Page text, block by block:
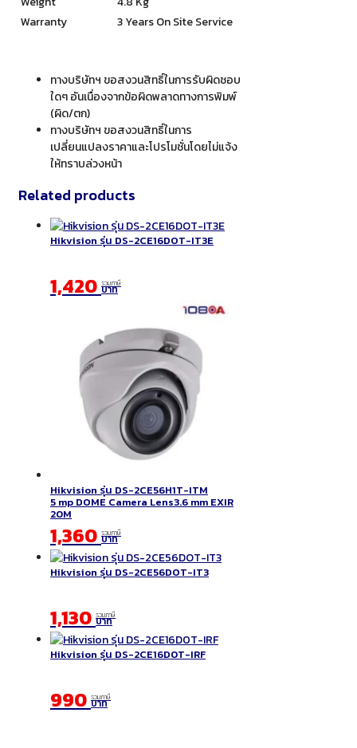
Warranty
3 Years On Site Service
ทางบริษัทฯ ขอสงวนสิทธิ์ในการรับผิดชอบ
ใดๆ อันเนื่องจากข้อผิดพลาดทางการพิมพ์
(ผิด/ตก)
ทางบริษัทฯ ขอสงวนสิทธิ์ในการ
เปลี่ยนแปลงราคาและโปรโมชั่นโดยไม่แจ้ง
ให้ทราบล่วงหน้า
Related products
Hikvision รุ่น DS-2CE16DOT-IT3E
1,420 รวมภาษี
บาท
Hikvision รุ่น DS-2CE56H1T-ITM
5 mp DOME Camera Lens3.6 mm EXIR
20M
1,360 รวมภาษี
บาท
Hikvision รุ่น DS-2CE56DOT-IT3
1,130 รวมภาษี
บาท
Hikvision รุ่น DS-2CE16D0T-IRF
990 รวมภาษี
บาท